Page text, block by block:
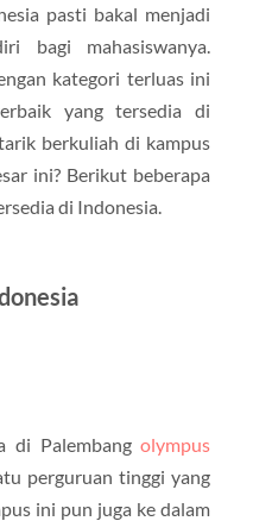
pasti bakal menjadi
bagi mahasiswanya.
kategori terluas ini
yang tersedia di
berkuliah di kampus
ini? Berikut beberapa
di Indonesia.
di Palembangolympus
perguruan tinggi yang
ini pun juga ke dalam